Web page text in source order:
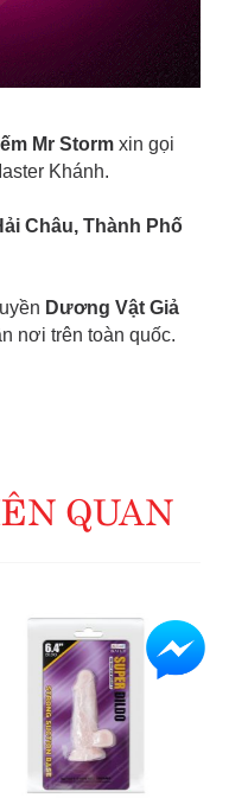
Mr Storm xin gọi
Khánh.
Châu, Thành Phố
Dương Vật Giả
nơi trên toàn quốc.
QUAN